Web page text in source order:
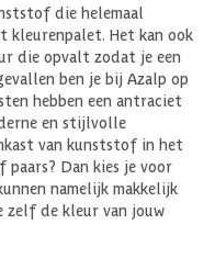
die helemaal
kleurenpalet. Het kan ook
die opvalt zodat je een
ben je bij Azalp op
hebben een antraciet
en stijlvolle
van kunststof in het
Dan kies je voor
namelijk makkelijk
zelf de kleur van jouw